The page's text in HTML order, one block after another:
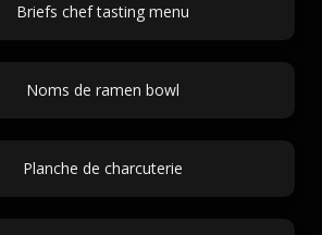
Briefs chef tasting menu
Noms de ramen bowl
Planche de charcuterie